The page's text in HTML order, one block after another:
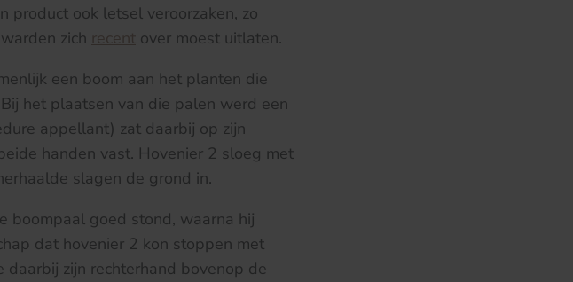
product ook letsel veroorzaken, zo
zich recent over moest uitlaten.
een boom aan het planten die
het plaatsen van die palen werd een
appellant) zat daarbij op zijn
handen vast. Hovenier 2 sloeg met
slagen de grond in.
boompaal goed stond, waarna hij
dat hovenier 2 kon stoppen met
zijn rechterhand bovenop de